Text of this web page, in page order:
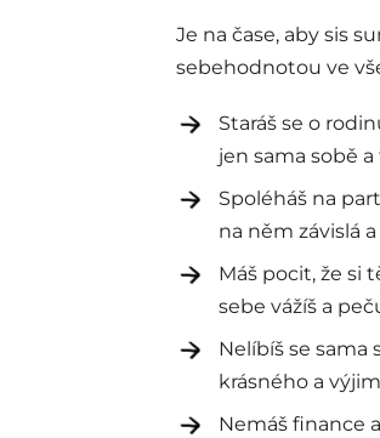
Je na čase, aby sis
sebehodnotou ve
Staráš se o
jen sama sobě
Spoléháš na
na něm závislá
Máš pocit, že si
sebe vážíš a
Nelíbíš se sama
krásného a
Nemáš finance